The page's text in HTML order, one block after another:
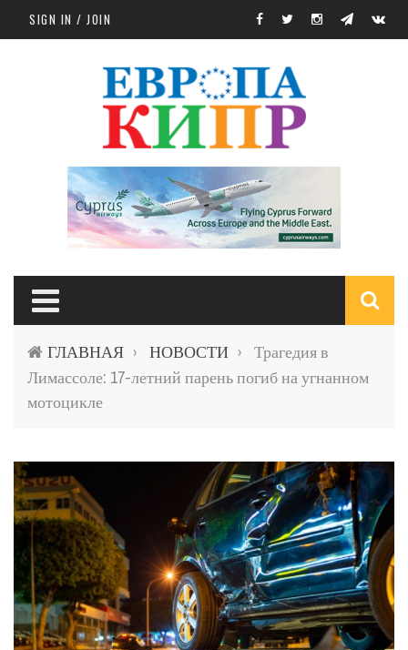
Skip to main content
SIGN IN / JOIN
ГЛАВНАЯ › НОВОСТИ ›
Трагедия в
Лимассоле: 17-летний парень погиб на угнанном
мотоцикле